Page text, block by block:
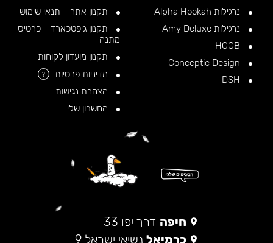
נרגילות Alpha Hookah
נרגילות Amy Deluxe
תקנון אתר – תנאי שימוש
תקנון גיפטכארד – כרטיס
מתנה
תקנון מועדון לקוחות
מדיניות פרטיות
?
הצהרת נגישות
החשבון שלי
חיפה דרך יפו 33
כרמיאל נשיאי ישראל 9